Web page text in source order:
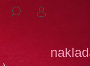
HLEDAT